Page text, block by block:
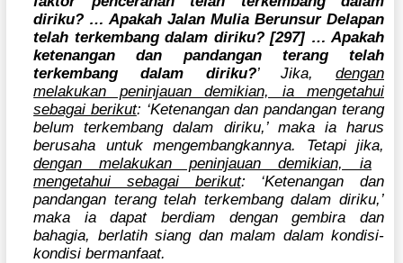
diriku? … Apakah Jalan Mulia Berunsur Delapan
telah terkembang dalam diriku? [297] … Apakah
ketenangan dan pandangan terang telah
terkembang dalam diriku?’ Jika,dengan
melakukan peninjauan demikian, ia mengetahui
sebagai berikut: ‘Ketenangan dan pandangan terang
belum terkembang dalam diriku,’ maka ia harus
berusaha untuk mengembangkannya. Tetapi jika,
dengan melakukan peninjauan demikian, ia
mengetahui sebagai berikut: ‘Ketenangan dan
pandangan terang telah terkembang dalam diriku,’
maka ia dapat berdiam dengan gembira dan
bahagia, berlatih siang dan malam dalam kondisi-
kondisi bermanfaat.